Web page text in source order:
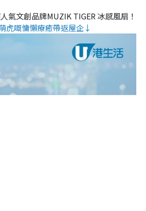
氣文創品牌MUZIK TIGER 冰感風扇！
虎嘅慵懶療癒帶返屋企↓